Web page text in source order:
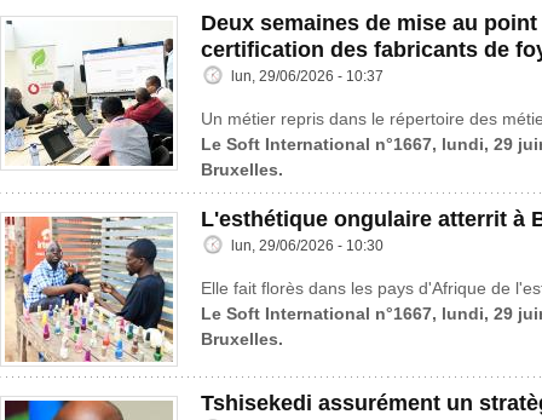
Deux semaines de mise au
certification des fabricants de
lun, 29/06/2026 - 10:37
Un métier repris dans le répertoire des
Le Soft International n°1667, lundi, 29
Bruxelles.
L'esthétique ongulaire atterrit à
lun, 29/06/2026 - 10:30
Elle fait florès dans les pays d'Afrique de
Le Soft International n°1667, lundi, 29
Bruxelles.
Tshisekedi assurément un